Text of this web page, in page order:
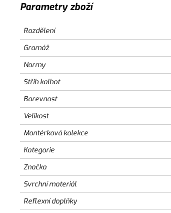
Parametry zboží
Rozdělení
Gramáž
Normy
Střih kalhot
Barevnost
Velikost
Montérková kolekce
Kategorie
Značka
Svrchní materiál
Reflexní doplňky